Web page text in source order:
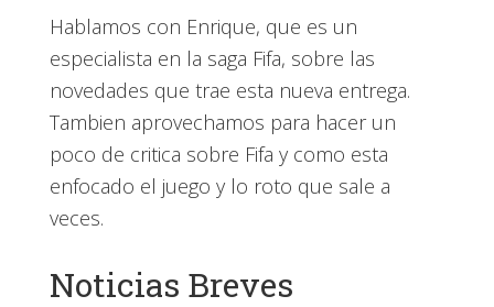
Hablamos con Enrique, que es un
especialista en la saga Fifa, sobre las
novedades que trae esta nueva entrega.
Tambien aprovechamos para hacer un
poco de critica sobre Fifa y como esta
enfocado el juego y lo roto que sale a
veces.
Noticias Breves